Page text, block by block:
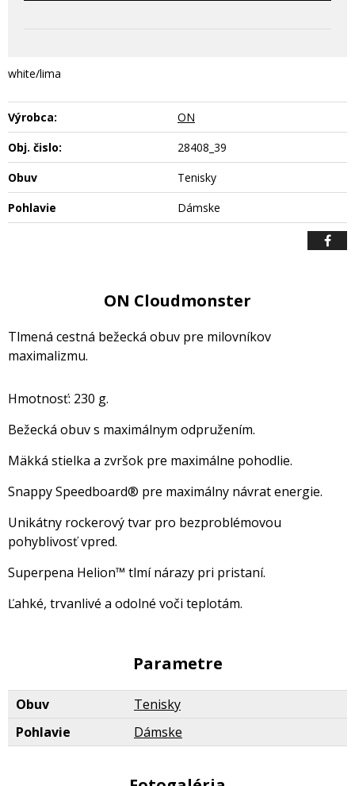
white/lima
Výrobca:
ON
Obj. čislo:
28408_39
Obuv
Tenisky
Pohlavie
Dámske
ON Cloudmonster
Tlmená cestná bežecká obuv pre milovníkov
maximalizmu.
Hmotnosť: 230 g.
Bežecká obuv s maximálnym odpružením.
Mäkká stielka a zvršok pre maximálne pohodlie.
Snappy Speedboard® pre maximálny návrat energie.
Unikátny rockerový tvar pro bezproblémovou
pohyblivosť vpred.
Superpena Helion™ tlmí nárazy pri pristaní.
Ľahké, trvanlivé a odolné voči teplotám.
Parametre
Obuv
Tenisky
Pohlavie
Dámske